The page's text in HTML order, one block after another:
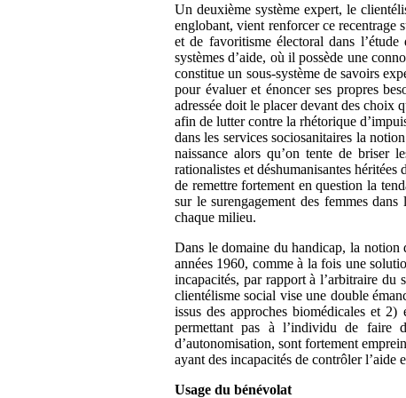
Un deuxième système expert, le
englobant, vient renforcer ce recentrage
et de favoritisme électoral dans
systèmes d’aide, où il possède une
constitue un sous-système de savoirs
pour évaluer et énoncer ses propres
adressée doit le placer devant des choix
afin de lutter contre la rhétorique
dans les services sociosanitaires la
naissance alors qu’on tente de briser
rationalistes et déshumanisantes
de remettre fortement en question la
sur le surengagement des femmes
chaque milieu.
Dans le domaine du handicap, la notion
années 1960, comme à la fois une
incapacités, par rapport à l’arbitraire
clientélisme social vise une double
issus des approches biomédicales et
permettant pas à l’individu de faire
d’autonomisation, sont fortement
ayant des incapacités de contrôler l’aide
Usage du bénévolat